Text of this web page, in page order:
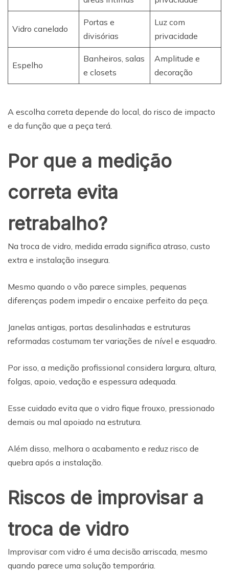
Vidro canelado
Portas e
divisórias
Luz com
privacidade
Espelho
Banheiros, salas
e closets
Amplitude e
decoração
A escolha correta depende do local, do risco de impacto
e da função que a peça terá.
Por que a medição
correta evita
retrabalho?
Na troca de vidro, medida errada significa atraso, custo
extra e instalação insegura.
Mesmo quando o vão parece simples, pequenas
diferenças podem impedir o encaixe perfeito da peça.
Janelas antigas, portas desalinhadas e estruturas
reformadas costumam ter variações de nível e esquadro.
Por isso, a medição profissional considera largura, altura,
folgas, apoio, vedação e espessura adequada.
Esse cuidado evita que o vidro fique frouxo, pressionado
demais ou mal apoiado na estrutura.
Além disso, melhora o acabamento e reduz risco de
quebra após a instalação.
Riscos de improvisar a
troca de vidro
Improvisar com vidro é uma decisão arriscada, mesmo
quando parece uma solução temporária.